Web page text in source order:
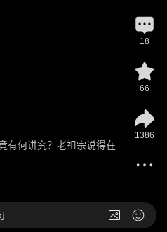
有何讲究？老祖宗说得在
18
66
1386